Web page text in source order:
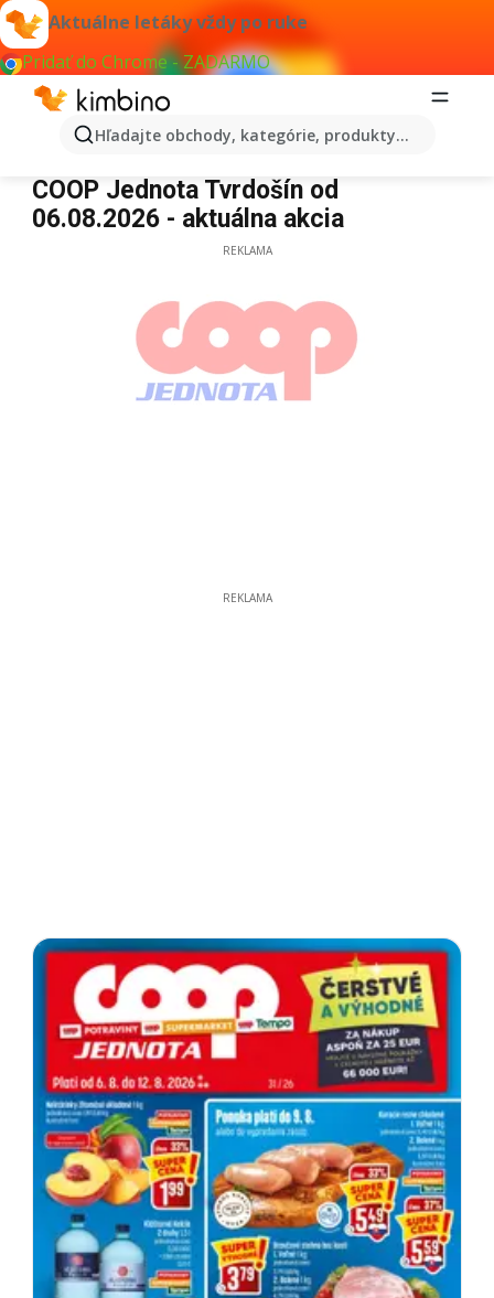
Aktuálne letáky vždy po ruke
Pridať do Chrome - ZADARMO
Hľadajte obchody, kategórie, produkty...
COOP Jednota Tvrdošín
COOP Jednota Tvrdošín od
06.08.2026 - aktuálna akcia
REKLAMA
REKLAMA